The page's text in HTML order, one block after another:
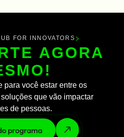
FOR INNOVATORS >
AGORA
para você estar entre os
que vão impactar
de pessoas.
programa